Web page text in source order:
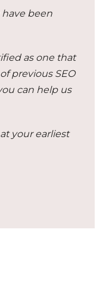
been
as one that
previous SEO
can help us
your earliest